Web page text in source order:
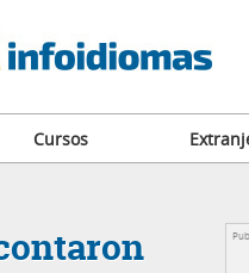
Cursos